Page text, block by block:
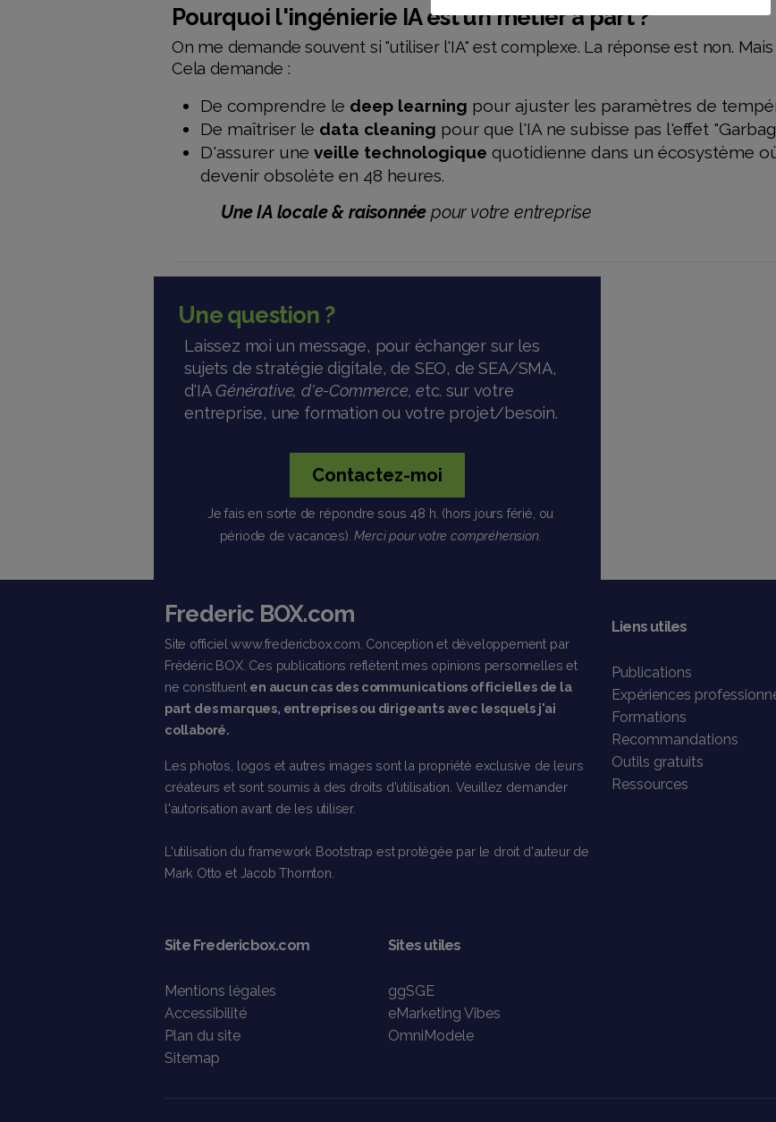
Pourquoi l'ingénierie IA est un métier à part ?
On me demande souvent si "utiliser l'IA" est complexe. La réponse est non.
Cela demande :
De comprendre le deep learning pour ajuster les paramètres de
De maîtriser le data cleaning pour que l'IA ne subisse pas l'effet
D'assurer une veille technologique quotidienne dans un écosystème
devenir obsolète en 48 heures.
Une IA locale & raisonnéepour votre entreprise
Une question ?
Laissez moi un message, pour échanger sur les
sujets de stratégie digitale, de SEO, de SEA/SMA,
d'IAGénérative, d'e-Commerce, etc. sur votre
entreprise, une formation ou votre projet/besoin.
Contactez-moi
Je fais en sorte de répondre sous 48 h. (hors jours férié, ou
période de vacances). Merci pour votre compréhension.
Frederic BOX.com
Site officiel www.fredericbox.com. Conception et développement par
Frédéric BOX. Ces publications reflètent mes opinions personnelles et
ne constituent en aucun cas des communications officielles de la
part des marques, entreprises ou dirigeants avec lesquels j'ai
collaboré.
Les photos, logos et autres images sont la propriété exclusive de leurs
créateurs et sont soumis à des droits d'utilisation. Veuillez demander
l'autorisation avant de les utiliser.
L'utilisation du framework Bootstrap est protégée par le droit d'auteur de
Mark Otto et Jacob Thornton.
Liens utiles
Publications
Expériences
Formations
Recommandations
Outils gratuits
Ressources
Site Fredericbox.com
Mentions légales
Accessibilité
Plan du site
Sitemap
Sites utiles
ggSGE
eMarketing Vibes
OmniModele